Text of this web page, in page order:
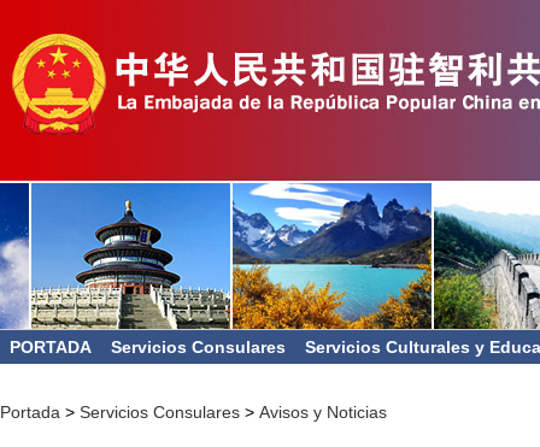
PORTADA Servicios Consulares Servicios Culturales y
Portada > Servicios Consulares > Avisos y Noticias